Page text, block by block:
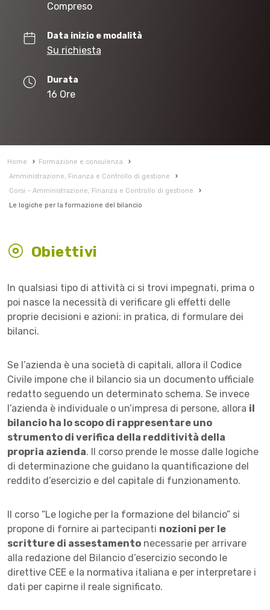
Compreso
Data inizio e modalità
Su richiesta
Durata
16 Ore
Home › Formazione e consulenza
›
Amministrazione, Finanza e Controllo di gestione
›
Corsi – Amministrazione, Finanza e Controllo di gestione
›
Le logiche per la formazione del bilancio
Obiettivi
In qualsiasi tipo di attività ci si trovi impegnati, prima o
poi nasce la necessità di verificare gli effetti delle
proprie decisioni e azioni: in pratica, di formulare dei
bilanci.
Se l’azienda è una società di capitali, allora il Codice
Civile impone che il bilancio sia un documento ufficiale
redatto seguendo un determinato schema. Se invece
l’azienda è individuale o un’impresa di persone, allora il
bilancio ha lo scopo di rappresentare uno
strumento di verifica della redditività della
propria azienda. Il corso prende le mosse dalle logiche
di determinazione che guidano la quantificazione del
reddito d’esercizio e del capitale di funzionamento.
Il corso “Le logiche per la formazione del bilancio” si
propone di fornire ai partecipanti nozioni per le
scritture di assestamento necessarie per arrivare
alla redazione del Bilancio d’esercizio secondo le
direttive CEE e la normativa italiana e per interpretare i
dati per capirne il reale significato.